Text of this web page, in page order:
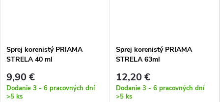
Sprej korenistý PRIAMA
STRELA 40 ml
9,90 €
Dodanie 3 - 6 pracovných dní
>5 ks
Sprej korenistý PRIAMA
STRELA 63ml
12,20 €
Dodanie 3 - 6 pracovných dní
>5 ks